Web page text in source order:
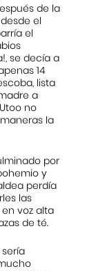
de la
el
el
se decía a
14
lista
a
no
la
por
y
perdía
las
voz alta
de té.